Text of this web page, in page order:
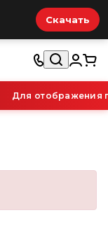
Скачать
Для отображения